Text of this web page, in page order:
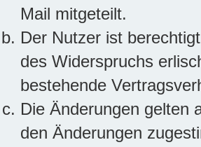
Mail mitgeteilt.
Der Nutzer ist
des Widerspruchs
bestehende
Die Änderungen gelten
den Änderungen